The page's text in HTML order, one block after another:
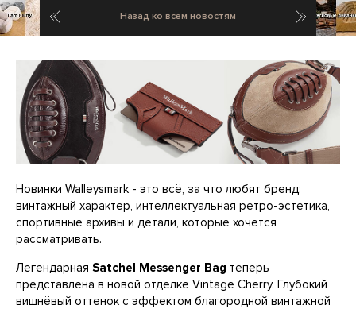
Предыдущая новостьНазад ко всем новостям
Новинки Walleysmark - это всё, за что любят бренд:
винтажный характер, интеллектуальная ретро-эстетика,
спортивные архивы и детали, которые хочется
рассматривать.
Легендарная Satchel Messenger Bag теперь
представлена в новой отделке Vintage Cherry. Глубокий
вишнёвый оттенок с эффектом благородной винтажной